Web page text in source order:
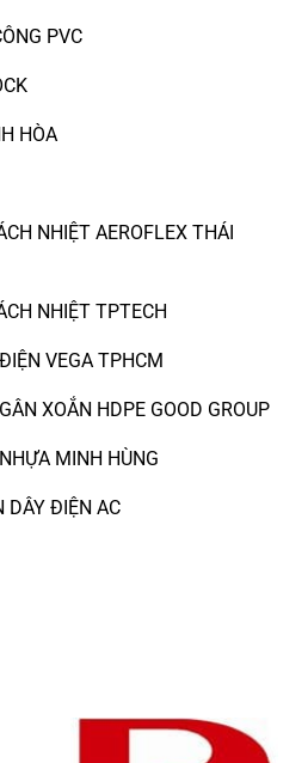
PVC
HÒA
NHIỆT AEROFLEX THÁI
NHIỆT TPTECH
VEGA TPHCM
XOẮN HDPE GOOD GROUP
MINH HÙNG
DÂY ĐIỆN AC